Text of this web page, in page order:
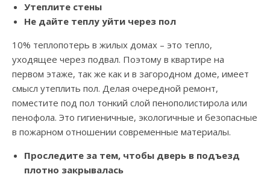
Утеплите стены
Не дайте теплу уйти через пол
10% теплопотерь в жилых домах – это тепло,
уходящее через подвал. Поэтому в квартире на
первом этаже, так же как и в загородном доме, имеет
смысл утеплить пол. Делая очередной ремонт,
поместите под пол тонкий слой пенополистирола или
пенофола. Это гигиеничные, экологичные и безопасные
в пожарном отношении современные материалы.
Проследите за тем, чтобы дверь в подъезд
плотно закрывалась